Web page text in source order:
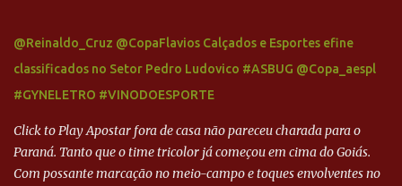
@Reinaldo_Cruz @CopaFlavios Calçados e Esportes efine
classificados no Setor Pedro Ludovico #ASBUG @Copa_aespl
#GYNELETRO #VINODOESPORTE
Click to Play Apostar fora de casa não pareceu charada para o
Paraná. Tanto que o time tricolor já começou em cima do Goiás.
Com possante marcação no meio-campo e toques envolventes no